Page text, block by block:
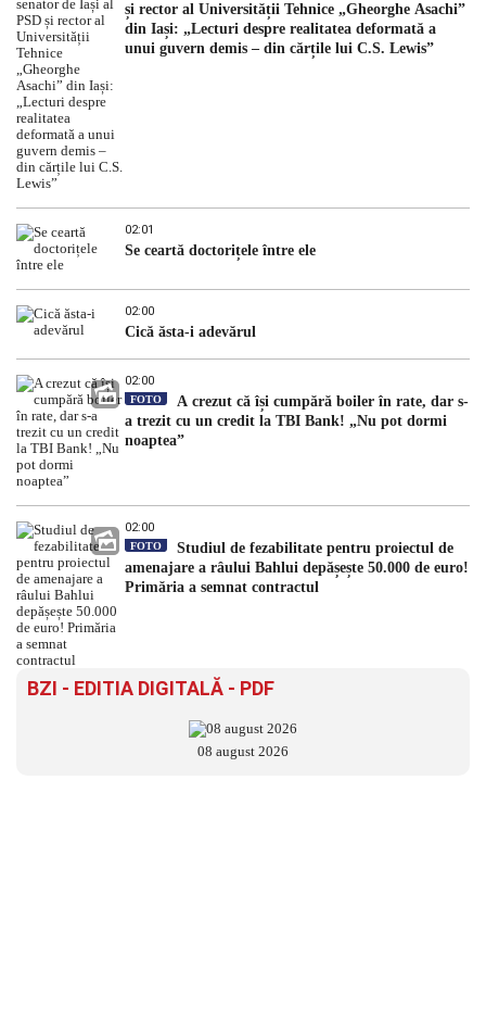
și rector al Universității Tehnice „Gheorghe Asachi”
din Iași: „Lecturi despre realitatea deformată a
unui guvern demis – din cărțile lui C.S. Lewis”
02:01
Se ceartă doctorițele între ele
02:00
Cică ăsta-i adevărul
02:00
FOTO
A crezut că își cumpără boiler în rate, dar s-
a trezit cu un credit la TBI Bank! „Nu pot dormi
noaptea”
02:00
FOTO
Studiul de fezabilitate pentru proiectul de
amenajare a râului Bahlui depășește 50.000 de euro!
Primăria a semnat contractul
BZI - EDITIA DIGITALĂ - PDF
08 august 2026